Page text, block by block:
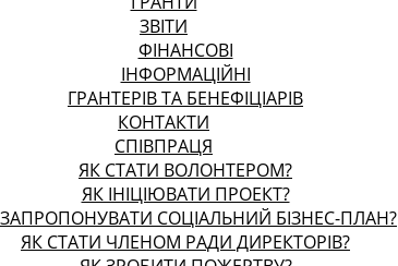
ЗВІТИ
ФІНАНСОВІ
ІНФОРМАЦІЙНІ
ГРАНТЕРІВ ТА БЕНЕФІЦІАРІВ
КОНТАКТИ
СПІВПРАЦЯ
ЯК СТАТИ ВОЛОНТЕРОМ?
ЯК ІНІЦІЮВАТИ ПРОЕКТ?
СОЦІАЛЬНИЙ БІЗНЕС-ПЛАН?
ЯК СТАТИ ЧЛЕНОМ РАДИ ДИРЕКТОРІВ?